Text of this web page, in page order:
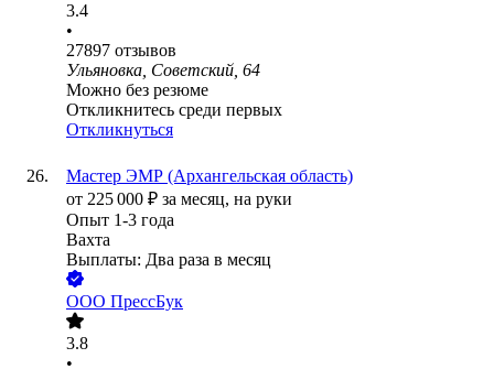
3.4
•
27897 отзывов
Ульяновка, Советский, 64
Можно без резюме
Откликнитесь среди первых
Откликнуться
Мастер ЭМР (Архангельская область)
от 225 000 ₽ за месяц, на руки
Опыт 1-3 года
Вахта
Выплаты: Два раза в месяц
ООО ПрессБук
3.8
•